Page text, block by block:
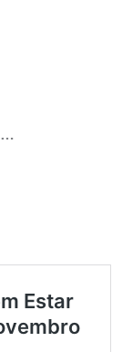
…